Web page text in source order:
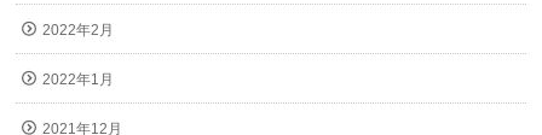
2022年2月
2022年1月
2021年12月